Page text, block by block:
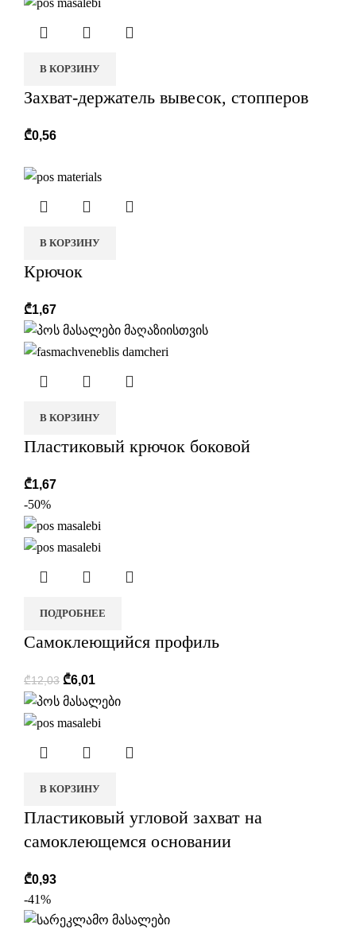
В КОРЗИНУ
Захват-держатель вывесок, стопперов
₾0,56
В КОРЗИНУ
Крючок
₾1,67
В КОРЗИНУ
Пластиковый крючок боковой
₾1,67
-50%
ПОДРОБНЕЕ
Самоклеющийся профиль
₾12,03 ₾6,01
В КОРЗИНУ
Пластиковый угловой захват на
самоклеющемся основании
₾0,93
-41%